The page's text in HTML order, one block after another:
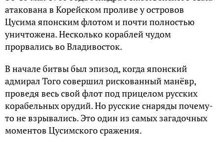
атакована в Корейском проливе у островов
Цусима японским флотом и почти полностью
уничтожена. Несколько кораблей чудом
прорвались во Владивосток.
В начале битвы был эпизод, когда японский
адмирал Того совершил рискованный манёвр,
проведя весь свой флот под прицелом русских
корабельных орудий. Но русские снаряды почему-
то не взрывались. Это один из самых загадочных
моментов Цусимского сражения.